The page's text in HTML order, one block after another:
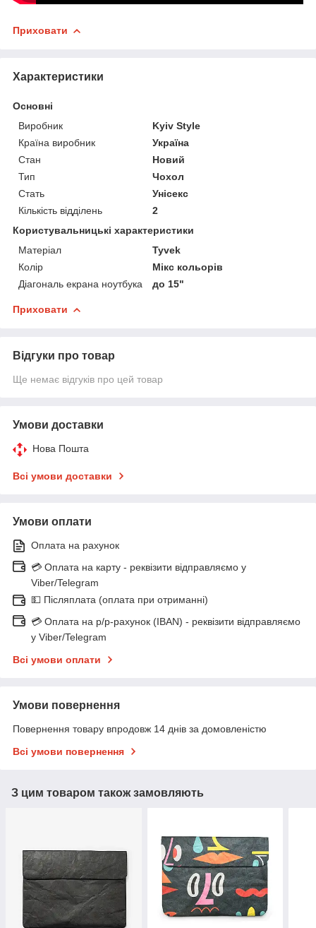
Приховати
Характеристики
Основні
Виробник
Kyiv Style
Країна виробник
Україна
Стан
Новий
Тип
Чохол
Стать
Унісекс
Кількість відділень
2
Користувальницькі характеристики
Матеріал
Tyvek
Колір
Мікс кольорів
Діагональ екрана ноутбука
до 15"
Приховати
Відгуки про товар
Ще немає відгуків про цей товар
Умови доставки
Нова Пошта
Всі умови доставки
Умови оплати
Оплата на рахунок
💳 Оплата на карту - реквізити відправляємо у
Viber/Telegram
💵 Післяплата (оплата при отриманні)
💳 Оплата на р/р-рахунок (IBAN) - реквізити відправляємо
у Viber/Telegram
Всі умови оплати
Умови повернення
Повернення товару впродовж 14 днів за домовленістю
Всі умови повернення
З цим товаром також замовляють